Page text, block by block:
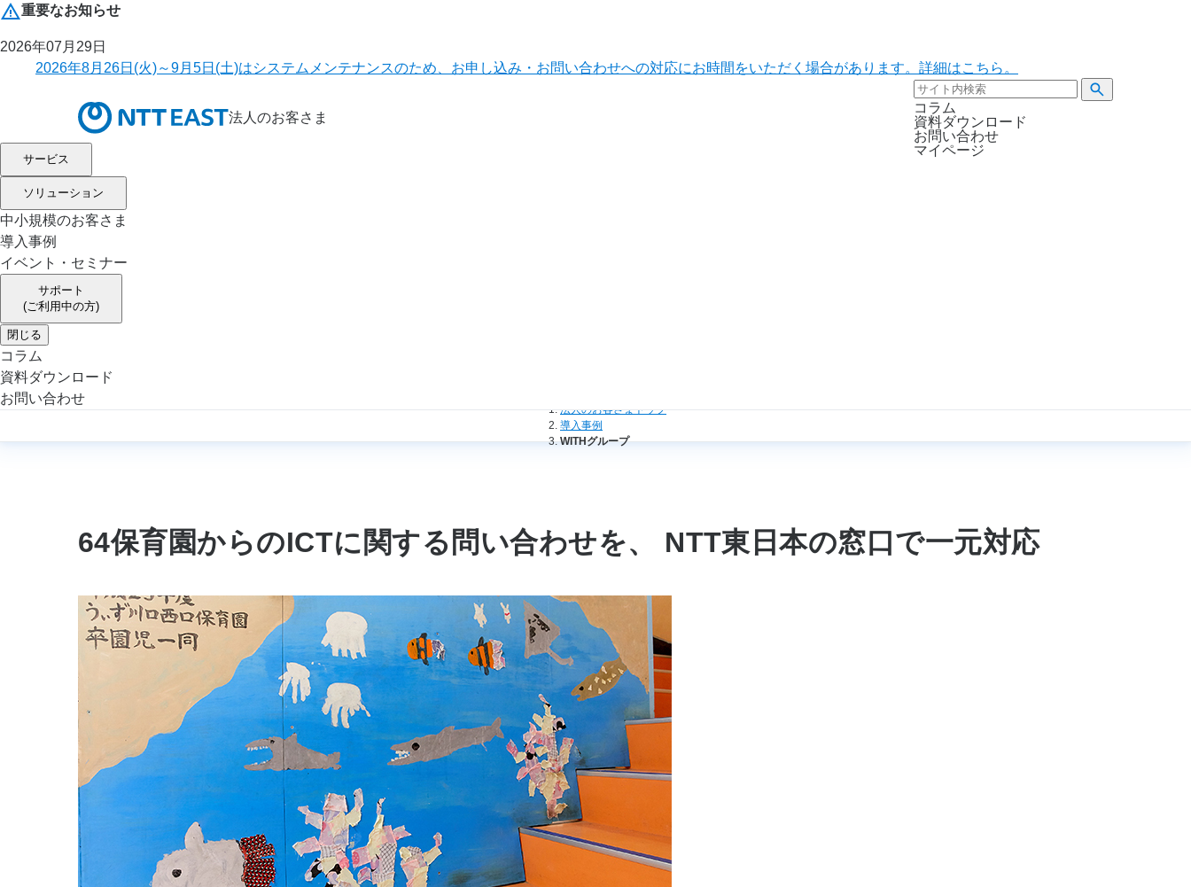
重要なお知らせ
2026年07月29日
2026年8月26日(火)～9月5日(土)はシステムメンテナンスのため、お申し込み・お問い合わせへの対応にお時間をいただく場合があります。詳細はこちら。
法人のお客さま
コラム
資料ダウンロード
お問い合わせ
マイページ
サービス
ソリューション
中小規模のお客さま
導入事例
イベント・セミナー
サポート
(ご利用中の方)
閉じる
コラム
資料ダウンロード
お問い合わせ
法人のお客さまトップ
導入事例
WITHグループ
64保育園からのICTに関する問い合わせを、 NTT東日本の窓口で一元対応